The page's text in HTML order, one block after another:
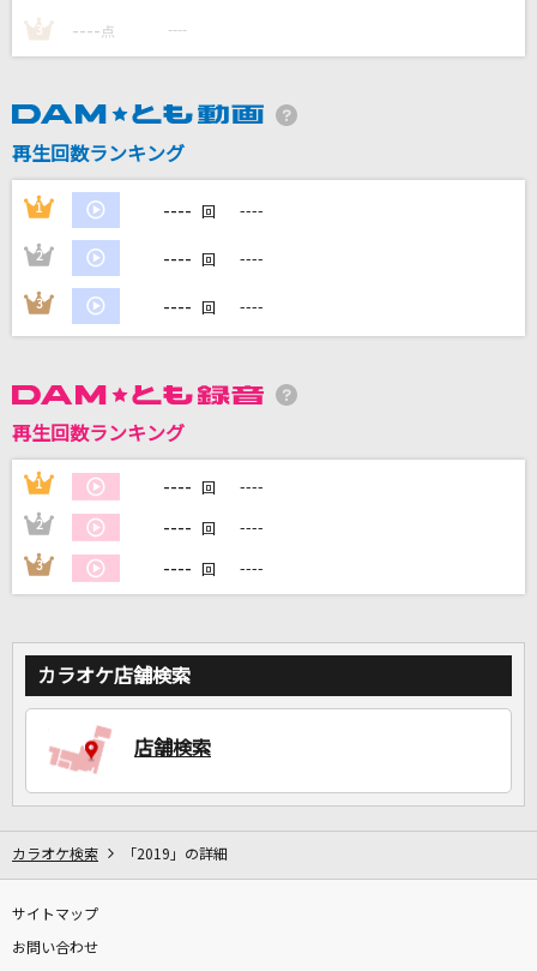
キタニタツヤ
高橋洋子
[生音]乱舞のメロディ
シド
点描の唄(feat.井上苑子)
Mrs. GREEN APPLE
Mrs. GREEN APPLE
[生音]恥ずかしいか青春は
緑黄色社会
カラオケをもっと楽しもう！
3 ---- 点 ----
再生回数ランキング
1 ---- 回 ----
2 ---- 回 ----
3 ---- 回 ----
再生回数ランキング
1 ---- 回 ----
2 ---- 回 ----
3 ---- 回 ----
カラオケ店舗検索
店舗検索
カラオケ検索 「2019」の詳細
サイトマップ
お問い合わせ